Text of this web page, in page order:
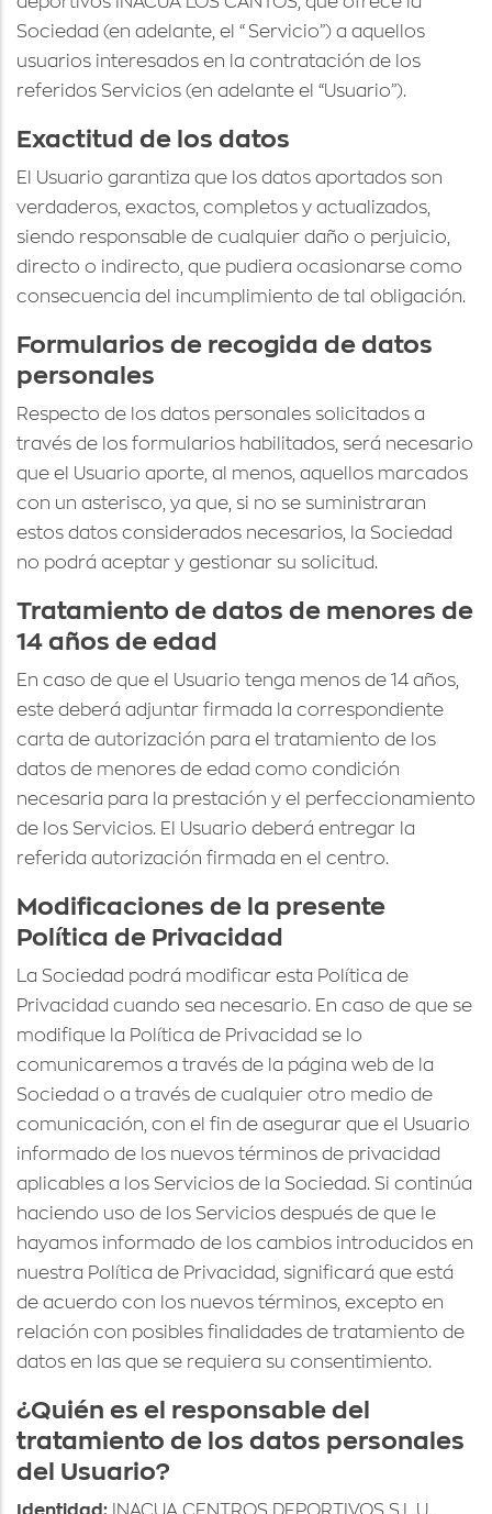
Sociedad (en adelante, el “Servicio”) a aquellos
usuarios interesados en la contratación de los
referidos Servicios (en adelante el “Usuario”).
Exactitud de los datos
El Usuario garantiza que los datos aportados son
verdaderos, exactos, completos y actualizados,
siendo responsable de cualquier daño o perjuicio,
directo o indirecto, que pudiera ocasionarse como
consecuencia del incumplimiento de tal obligación.
Formularios de recogida de datos
personales
Respecto de los datos personales solicitados a
través de los formularios habilitados, será necesario
que el Usuario aporte, al menos, aquellos marcados
con un asterisco, ya que, si no se suministraran
estos datos considerados necesarios, la Sociedad
no podrá aceptar y gestionar su solicitud.
Tratamiento de datos de menores de
14 años de edad
En caso de que el Usuario tenga menos de 14 años,
este deberá adjuntar firmada la correspondiente
carta de autorización para el tratamiento de los
datos de menores de edad como condición
necesaria para la prestación y el perfeccionamiento
de los Servicios. El Usuario deberá entregar la
referida autorización firmada en el centro.
Modificaciones de la presente
Política de Privacidad
La Sociedad podrá modificar esta Política de
Privacidad cuando sea necesario. En caso de que se
modifique la Política de Privacidad se lo
comunicaremos a través de la página web de la
Sociedad o a través de cualquier otro medio de
comunicación, con el fin de asegurar que el Usuario
informado de los nuevos términos de privacidad
aplicables a los Servicios de la Sociedad. Si continúa
haciendo uso de los Servicios después de que le
hayamos informado de los cambios introducidos en
nuestra Política de Privacidad, significará que está
de acuerdo con los nuevos términos, excepto en
relación con posibles finalidades de tratamiento de
datos en las que se requiera su consentimiento.
¿Quién es el responsable del
tratamiento de los datos personales
del Usuario?